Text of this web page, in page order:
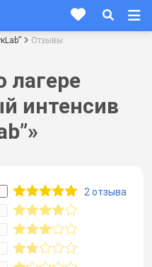
Отзывы
лагере
интенсив
2 отзыва